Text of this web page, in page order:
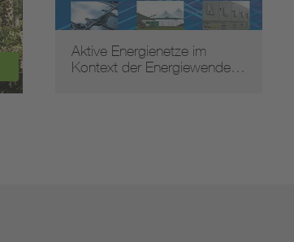
Aktive Energienetze im
Kontext der Energiewende…